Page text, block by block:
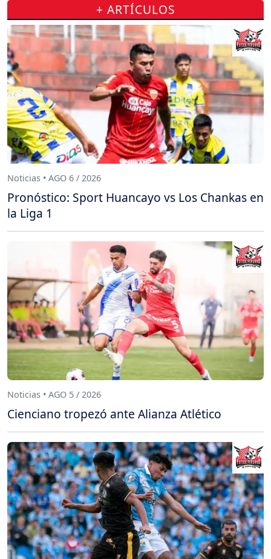
+ ARTÍCULOS
Noticias • AGO 6 / 2026
Pronóstico: Sport Huancayo vs Los Chankas en
la Liga 1
Noticias • AGO 5 / 2026
Cienciano tropezó ante Alianza Atlético